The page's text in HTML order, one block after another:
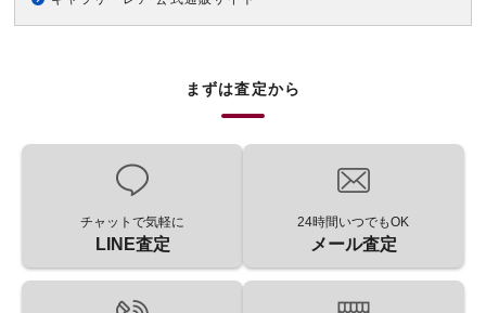
まずは査定から
チャットで気軽に
LINE査定
24時間いつでもOK
メール査定